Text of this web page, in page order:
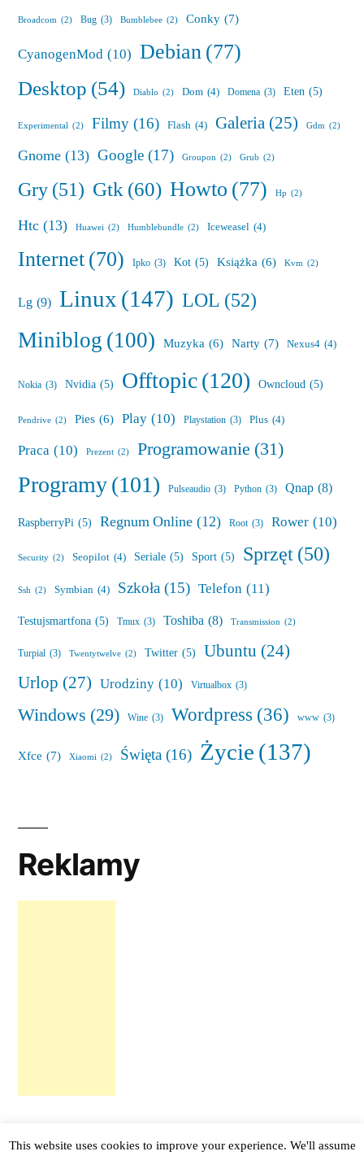
Broadcom (2) Bug (3) Bumblebee (2) Conky (7)
CyanogenMod (10) Debian(77)
Desktop (54) Diablo (2) Dom (4) Domena (3) Eten (5)
Experimental (2) Filmy (16) Flash (4) Galeria (25) Gdm (2)
Gnome (13) Google (17) Groupon (2) Grub (2)
Gry(51) Gtk(60) Howto (77) Hp (2)
Htc (13) Huawei (2) Humblebundle (2) Iceweasel (4)
Internet(70) Ipko (3) Kot (5) Książka (6) Kvm (2)
Lg (9) Linux(147) LOL (52)
Miniblog (100) Muzyka (6) Narty (7) Nexus4 (4)
Nokia (3) Nvidia (5) Offtopic(120) Owncloud (5)
Pendrive (2) Pies (6) Play (10) Playstation (3) Plus (4)
Praca (10) Prezent (2) Programowanie (31)
Programy(101) Pulseaudio (3) Python (3) Qnap (8)
RaspberryPi (5) Regnum Online (12) Root (3) Rower (10)
Security (2) Seopilot (4) Seriale (5) Sport (5) Sprzęt(50)
Ssh (2) Symbian (4) Szkoła (15) Telefon (11)
Testujsmartfona (5) Tmux (3) Toshiba (8) Transmission (2)
Turpial (3) Twentytwelve (2) Twitter (5) Ubuntu (24)
Urlop (27) Urodziny (10) Virtualbox (3)
Windows (29) Wine (3) Wordpress (36) www (3)
Xfce (7) Xiaomi (2) Święta (16) Życie(137)
Reklamy
This website uses cookies to improve your experience. We'll assume